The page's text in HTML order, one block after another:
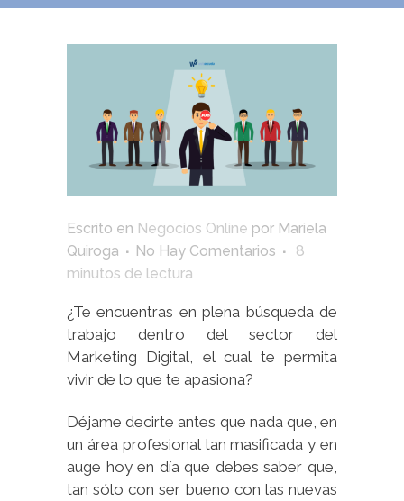
Escrito en Negocios Online por Mariela
Quiroga
No Hay Comentarios
8
minutos de lectura
¿Te encuentras en plena búsqueda de
trabajo dentro del sector del
Marketing Digital, el cual te permita
vivir de lo que te apasiona?
Déjame decirte antes que nada que, en
un área profesional tan masificada y en
auge hoy en día que debes saber que,
tan sólo con ser bueno con las nuevas